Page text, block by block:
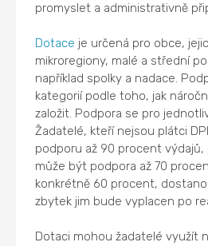
promyslet a administrativně
Dotace je určená pro obce,
mikroregiony, malé a střední
například spolky a nadace.
kategorií podle toho, jak
založit. Podpora se pro
Žadatelé, kteří nejsou plátci
podporu až 90 procent výdajů,
může být podpora až 70
konkrétně 60 procent,
zbytek jim bude vyplacen po
Dotaci mohou žadatelé využít